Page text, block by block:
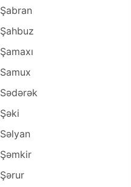
Şabran
Şahbuz
Şamaxı
Samux
Sədərək
Şəki
Səlyan
Şəmkir
Şərur